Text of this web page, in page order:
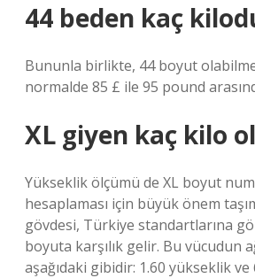
44 beden kaç
Bununla birlikte, 44 boyut
normalde 85 £ ile 95 pound
XL giyen kaç kilo
Yükseklik ölçümü de XL boyut
hesaplaması için büyük önem
gövdesi, Türkiye standartlarına
boyuta karşılık gelir. Bu vücudun
aşağıdaki gibidir: 1.60 yükseklik ve